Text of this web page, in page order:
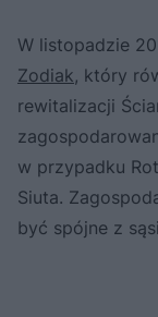
W listopadzie
Zodiak, który
rewitalizacji
w przypadku
Siuta.
być spójne z